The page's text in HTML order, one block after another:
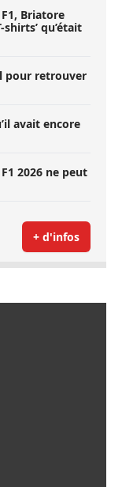
F1, Briatore
qu’était
pour retrouver
avait encore
2026 ne peut
+ d'infos